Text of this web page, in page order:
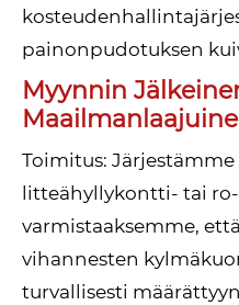
painonpudotuksen
Myynnin
Toimitus:
litteähyllykontti- tai
varmistaaksemme,
vihannesten
turvallisesti